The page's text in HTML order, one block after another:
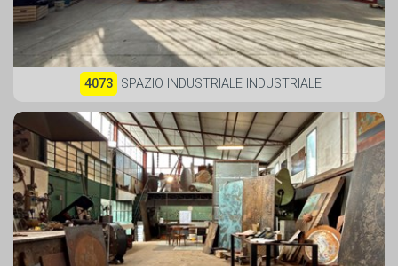
4073 SPAZIO INDUSTRIALE INDUSTRIALE